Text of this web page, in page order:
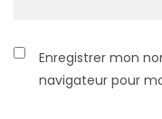
Enregistrer mon
navigateur pour